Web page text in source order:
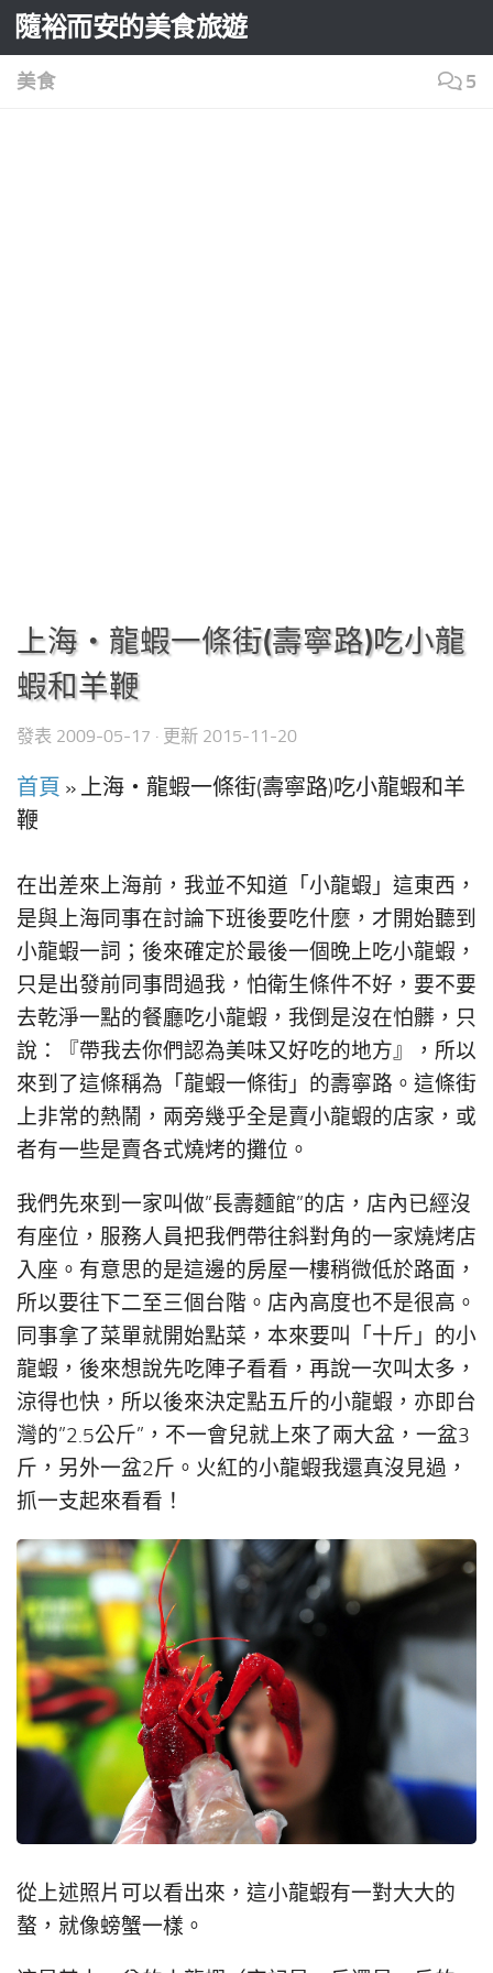
Skip to content
隨裕而安的美食旅遊
美食 5
上海‧龍蝦一條街(壽寧路)吃小龍
蝦和羊鞭
發表 2009-05-17 · 更新 2015-11-20
首頁 » 上海‧龍蝦一條街(壽寧路)吃小龍蝦和羊
鞭
在出差來上海前，我並不知道「小龍蝦」這東西，
是與上海同事在討論下班後要吃什麼，才開始聽到
小龍蝦一詞；後來確定於最後一個晚上吃小龍蝦，
只是出發前同事問過我，怕衛生條件不好，要不要
去乾淨一點的餐廳吃小龍蝦，我倒是沒在怕髒，只
說：『帶我去你們認為美味又好吃的地方』，所以
來到了這條稱為「龍蝦一條街」的壽寧路。這條街
上非常的熱鬧，兩旁幾乎全是賣小龍蝦的店家，或
者有一些是賣各式燒烤的攤位。
我們先來到一家叫做”長壽麵館”的店，店內已經沒
有座位，服務人員把我們帶往斜對角的一家燒烤店
入座。有意思的是這邊的房屋一樓稍微低於路面，
所以要往下二至三個台階。店內高度也不是很高。
同事拿了菜單就開始點菜，本來要叫「十斤」的小
龍蝦，後來想說先吃陣子看看，再說一次叫太多，
涼得也快，所以後來決定點五斤的小龍蝦，亦即台
灣的”2.5公斤”，不一會兒就上來了兩大盆，一盆3
斤，另外一盆2斤。火紅的小龍蝦我還真沒見過，
抓一支起來看看！
從上述照片可以看出來，這小龍蝦有一對大大的
螯，就像螃蟹一樣。